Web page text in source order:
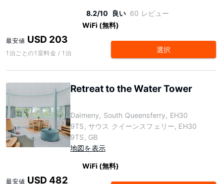
8.2/10 良い 60 レビュー
WiFi (無料)
最安値 USD 203
1泊ごとの1室料金 / 1泊 選択
Retreat to the Water Tower
Dalmeny, South Queensferry, EH30
9TS, サウス クイーンスフェリー, EH30
9TS, GB
地図を表示
WiFi (無料)
最安値 USD 482